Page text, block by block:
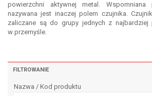
powierzchni aktywnej metal. Wspomniana
nazywana jest inaczej polem czujnika.
zaliczane są do grupy jednych z najbardziej
w przemyśle.
FILTROWANIE
Nazwa / Kod produktu